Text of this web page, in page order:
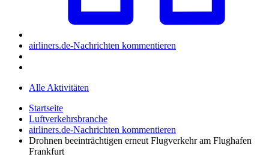
airliners.de-Nachrichten kommentieren
Alle Aktivitäten
Startseite
Luftverkehrsbranche
airliners.de-Nachrichten kommentieren
Drohnen beeinträchtigen erneut Flugverkehr am Flughafen
Frankfurt